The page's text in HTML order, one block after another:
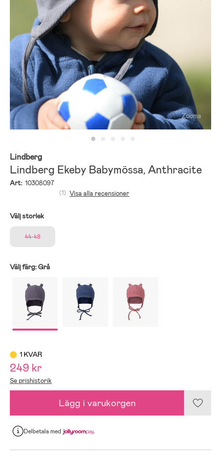
Zooma
Lindberg
Lindberg Ekeby Babymössa, Anthracite
Art: 10308097
(1) Visa alla recensioner
Välj storlek
44-48
Välj färg:Grå
1 KVAR
249 kr
Se prishistorik
Lägg i varukorgen
Delbetalamed